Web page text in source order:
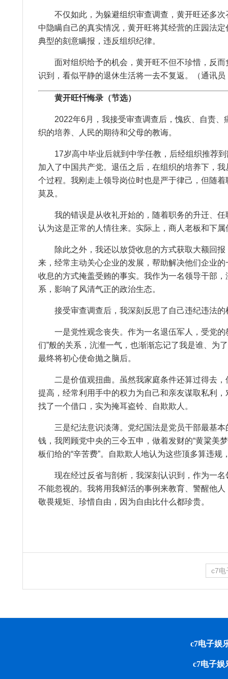
不仅如此，为躲避组织审查调查，黄开旺还多次
中隐瞒自己的真实情况，黄开旺将其经营的庄园法
典型的刻意瞒报，违反组织纪律。
面对组织给予的机会，黄开旺不但不珍惜，反而
识到，看似平静的退休生活将一去不复返。（通讯员
黄开旺忏悔录（节选）
2022年6月，我接受审查调查后，愧疚、自责、
织的培养、人民的期待和父母的教诲。
17岁高中毕业后就到中学任教，后经组织推荐到
加入了中国共产党。退伍之后，在组织的培养下，
个过程。我刚走上领导岗位时也是严于律己，但随
莫及。
我的错误是从收礼开始的，随着职务的升迁、任
认为这是正常的人情往来。实际上，商人老板和下
除此之外，我还以放贷收息的方式获取大额回报
来，经常主动关心企业的发展，帮助解决他们企业
收息的方式掩盖受贿的事实。我作为一名领导干部
系，影响了风清气正的政治生态。
接受审查调查后，我深刻反思了自己违纪违法的
一是党性观念丧失。作为一名退伍军人，受党的
们”般的关系，沆瀣一气，也渐渐忘记了我是谁、为
最终将初心使命抛之脑后。
二是价值观扭曲。虽然我家庭条件还算过得去，
提高，经常利用手中的权力为自己和亲友谋取私利
找了一个借口，实为掩耳盗铃、自欺欺人。
三是纪法意识淡薄。党纪国法是党员干部最基本
钱，我罔顾党中央的三令五申，做着发财的“黄粱美
板们给的“辛苦费”。自欺欺人地认为这些顶多算违规
现在经过反省与剖析，我深刻认识到，作为一名
不能忽视的。我将用我鲜活的事例来教育、警醒他
敬畏规矩、珍惜自由，因为自由比什么都珍贵。
c7电
c7电子娱
c7电子娱